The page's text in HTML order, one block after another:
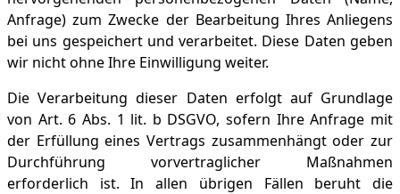
Anfrage) zum Zwecke der Bearbeitung Ihres Anliegens
bei uns gespeichert und verarbeitet. Diese Daten geben
wir nicht ohne Ihre Einwilligung weiter.
Die Verarbeitung dieser Daten erfolgt auf Grundlage
von Art. 6 Abs. 1 lit. b DSGVO, sofern Ihre Anfrage mit
der Erfüllung eines Vertrags zusammenhängt oder zur
Durchführung vorvertraglicher Maßnahmen
erforderlich ist. In allen übrigen Fällen beruht die